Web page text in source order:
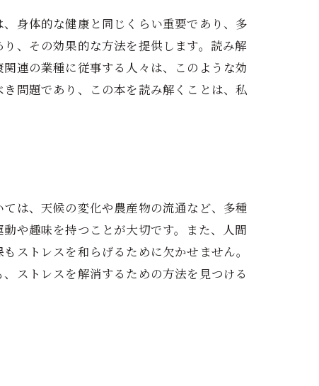
身体的な健康と同じくらい重要であり、多
、その効果的な方法を提供します。読み解
連の業種に従事する人々は、このような効
問題であり、この本を読み解くことは、私
は、天候の変化や農産物の流通など、多種
や趣味を持つことが大切です。また、人間
ストレスを和らげるために欠かせません。
ストレスを解消するための方法を見つける